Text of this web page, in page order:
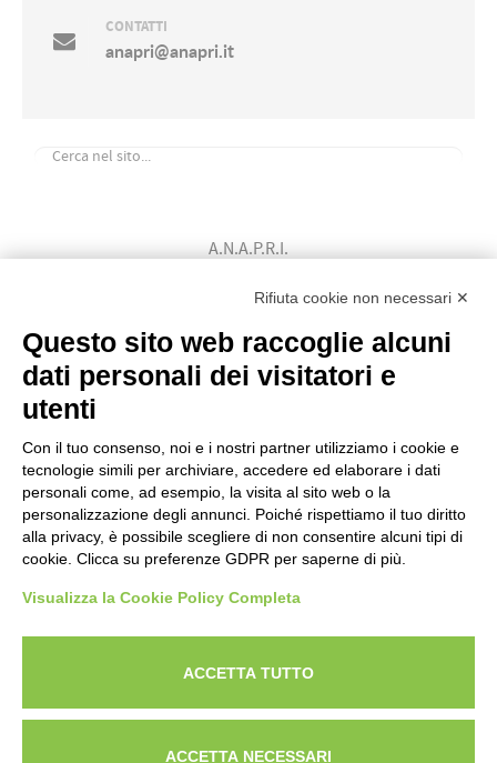
CONTATTI
anapri@anapri.it
A.N.A.P.R.I.
Bovini di Razza Pezzata Rossa Italiana
(Ente Morale D.P.R. n. 147 del 12/02/1964)
Codice Fiscale: 80009310303
Rifiuta cookie non necessari ✕
Questo sito web raccoglie alcuni
dati personali dei visitatori e
utenti
Con il tuo consenso, noi e i nostri partner utilizziamo i cookie e
tecnologie simili per archiviare, accedere ed elaborare i dati
personali come, ad esempio, la visita al sito web o la
personalizzazione degli annunci. Poiché rispettiamo il tuo diritto
alla privacy, è possibile scegliere di non consentire alcuni tipi di
cookie. Clicca su preferenze GDPR per saperne di più.
Visualizza la Cookie Policy Completa
ACCETTA TUTTO
ACCETTA NECESSARI